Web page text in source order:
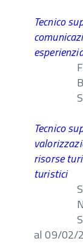
Tecnico
Tecnico
risorse
turistici
al 09/02/